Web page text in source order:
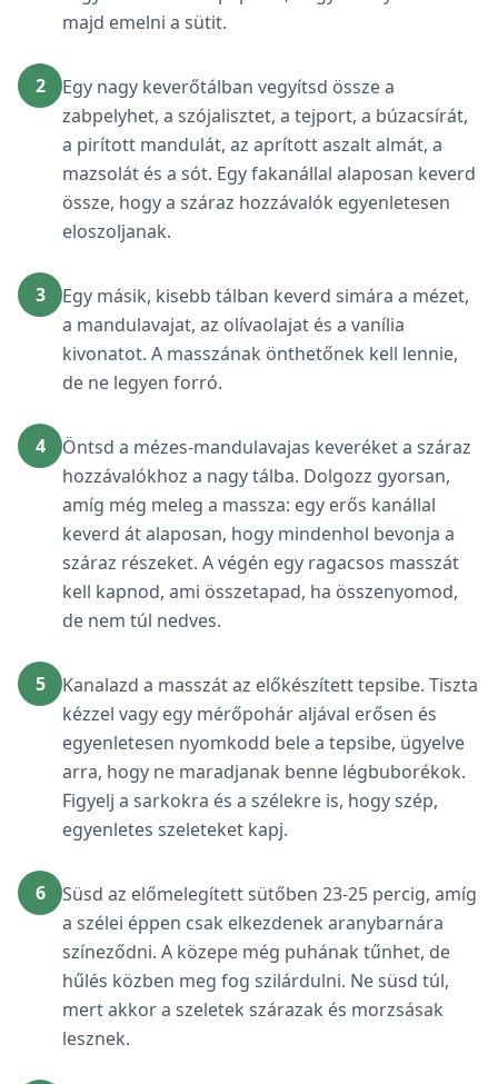
majd emelni a sütit.
2
Egy nagy keverőtálban vegyítsd össze a
zabpelyhet, a szójalisztet, a tejport, a búzacsírát,
a pirított mandulát, az aprított aszalt almát, a
mazsolát és a sót. Egy fakanállal alaposan keverd
össze, hogy a száraz hozzávalók egyenletesen
eloszoljanak.
3
Egy másik, kisebb tálban keverd simára a mézet,
a mandulavajat, az olívaolajat és a vanília
kivonatot. A masszának önthetőnek kell lennie,
de ne legyen forró.
4
Öntsd a mézes-mandulavajas keveréket a száraz
hozzávalókhoz a nagy tálba. Dolgozz gyorsan,
amíg még meleg a massza: egy erős kanállal
keverd át alaposan, hogy mindenhol bevonja a
száraz részeket. A végén egy ragacsos masszát
kell kapnod, ami összetapad, ha összenyomod,
de nem túl nedves.
5
Kanalazd a masszát az előkészített tepsibe. Tiszta
kézzel vagy egy mérőpohár aljával erősen és
egyenletesen nyomkodd bele a tepsibe, ügyelve
arra, hogy ne maradjanak benne légbuborékok.
Figyelj a sarkokra és a szélekre is, hogy szép,
egyenletes szeleteket kapj.
6
Süsd az előmelegített sütőben 23-25 percig, amíg
a szélei éppen csak elkezdenek aranybarnára
színeződni. A közepe még puhának tűnhet, de
hűlés közben meg fog szilárdulni. Ne süsd túl,
mert akkor a szeletek szárazak és morzsásak
lesznek.